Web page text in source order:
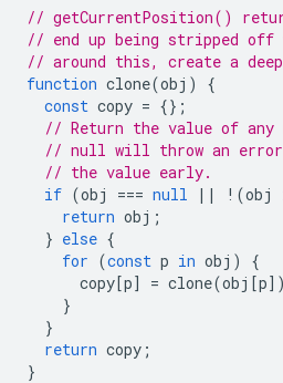
// getCurrentPosition()
// end up being stripped off
// around this, create a
function clone(obj )
{
const copy = {};
// Return the value of
// null will throw an
// the value early.
if (obj === null || ! (obj
return obj ;
} else {
for (const p in obj )
{
copy[p] = clone(obj [p
}
}
return copy ;
}